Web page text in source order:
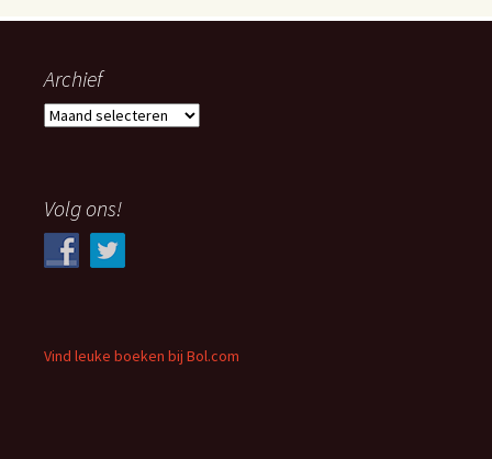
Archief
Archief
Volg ons!
Vind leuke boeken bij Bol.com